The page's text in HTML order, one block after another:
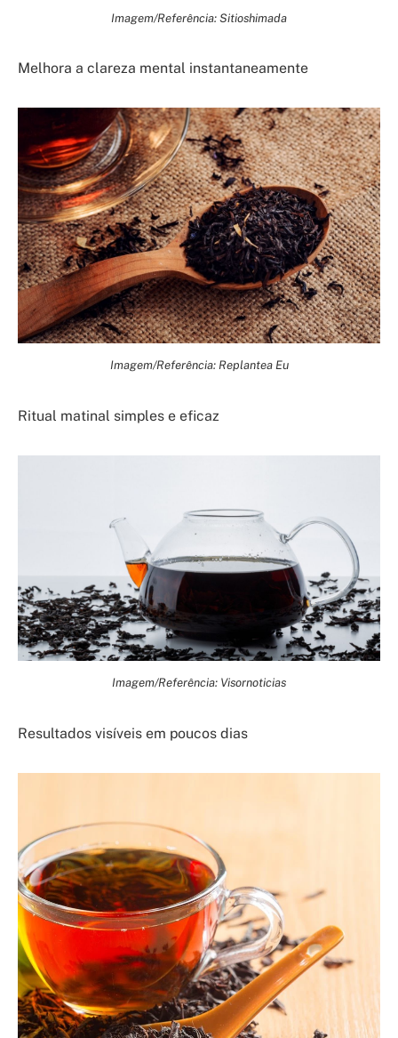
Imagem/Referência: Sitioshimada
Melhora a clareza mental instantaneamente
Imagem/Referência: Replantea Eu
Ritual matinal simples e eficaz
Imagem/Referência: Visornoticias
Resultados visíveis em poucos dias